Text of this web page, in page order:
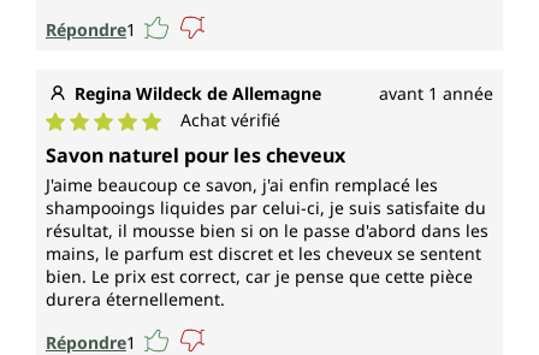
Répondre1
Regina Wildeck de Allemagne avant 1 année
Note moyenne de 5 sur 5 étoiles
Achat vérifié
Savon naturel pour les cheveux
J'aime beaucoup ce savon, j'ai enfin remplacé les
shampooings liquides par celui-ci, je suis satisfaite du
résultat, il mousse bien si on le passe d'abord dans les
mains, le parfum est discret et les cheveux se sentent
bien. Le prix est correct, car je pense que cette pièce
durera éternellement.
Répondre1